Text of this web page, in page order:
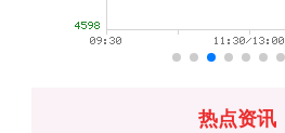
热点资讯